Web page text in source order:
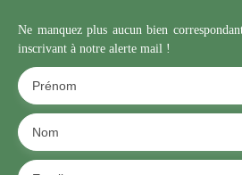
Ne manquez plus aucun bien
inscrivant à notre alerte mail !
Prénom
Nom